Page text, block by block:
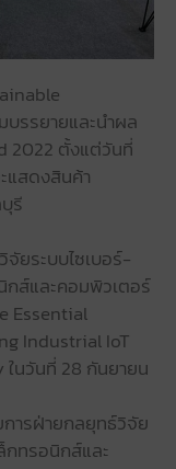
บรรยายและนำผล
2022 ตั้งแต่วันที่
สดงสินค้า
รี
ยระบบไซเบอร์-
กส์และคอมพิวเตอร์
Essential
Industrial IoT
นวันที่ 28 กันยายน
ารฝ่ายกลยุทธ์วิจัย
กทรอนิกส์และ